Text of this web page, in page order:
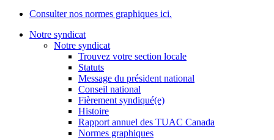
Consulter nos normes graphiques ici.
Notre syndicat
Notre syndicat
Trouvez votre section locale
Statuts
Message du président national
Conseil national
Fièrement syndiqué(e)
Histoire
Rapport annuel des TUAC Canada
Normes graphiques